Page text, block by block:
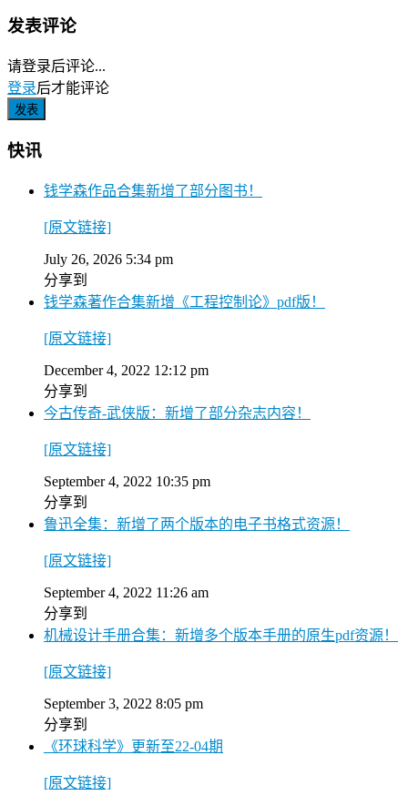
发表评论
请登录后评论...
登录后才能评论
快讯
钱学森作品合集新增了部分图书！
[原文链接]
July 26, 2026 5:34 pm
分享到
钱学森著作合集新增《工程控制论》pdf版！
[原文链接]
December 4, 2022 12:12 pm
分享到
今古传奇-武侠版：新增了部分杂志内容！
[原文链接]
September 4, 2022 10:35 pm
分享到
鲁迅全集：新增了两个版本的电子书格式资源！
[原文链接]
September 4, 2022 11:26 am
分享到
机械设计手册合集：新增多个版本手册的原生pdf资源！
[原文链接]
September 3, 2022 8:05 pm
分享到
《环球科学》更新至22-04期
[原文链接]